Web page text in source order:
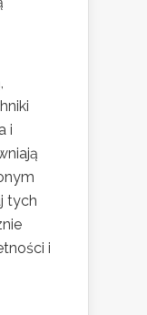
i
tych
i